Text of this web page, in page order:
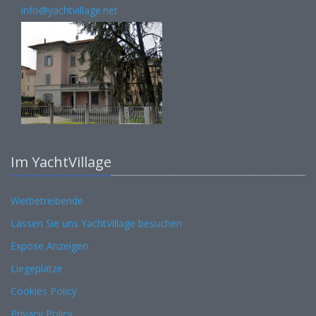
info@yachtvillage.net
Im YachtVillage
Werbetreibende
Lassen Sie uns YachtVillage besuchen
Expose Anzeigen
Liegeplätze
Cookies Policy